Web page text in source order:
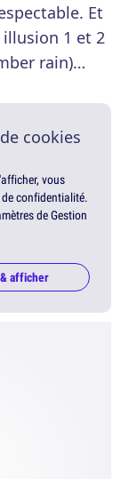
Et
1 et 2
rain)…
cookies
vous
confidentialité.
de Gestion
afficher